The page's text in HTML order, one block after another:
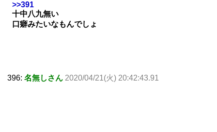
>>391
十中八九無い
口癖みたいなもんでしょ
396: 名無しさん 2020/04/21(火) 20:42:43.91